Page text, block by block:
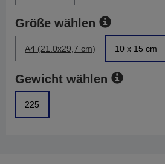
Größe wählen
A4 (21.0x29,7 cm) 10 x 15 cm
Gewicht wählen
225